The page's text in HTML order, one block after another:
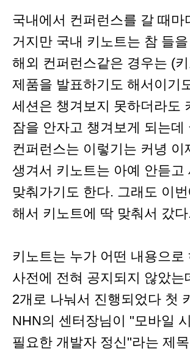
국내에서 컨퍼런스를 갈 때마
거지만 국내 키노트는 참 들
해외 컨퍼런스같은 경우는 (
제품을 발표하기도 해서이기
세션은 챙겨보지 못하더라도
잠을 안자고 챙겨보게 되는데
컨퍼런스는 이렇기는 커녕 이
생겨서 키노트는 아예 안듣고
맞춰가기도 한다. 그래도 이
해서 키노트에 딱 맞춰서 갔
키노트는 누가 어떤 내용으로
사전에 전혀 공지되지 않았는
2개로 나눠서 진행되었다 첫
NHN의 센터장님이 "모바일
필요한 개발자 정신"라는 제